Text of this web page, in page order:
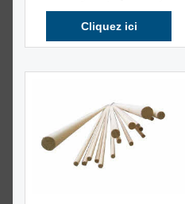
Cliquez ici